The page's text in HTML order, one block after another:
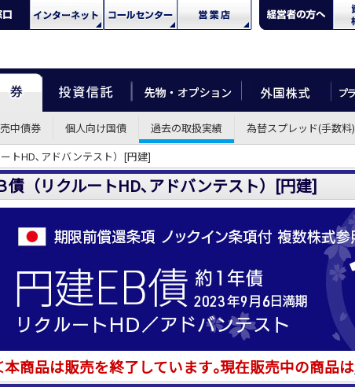
中債券 個人向け国債 過去の取扱実績 為替スプレッド(手数料)
トHD､アドバンテスト）[円建]
債（リクルートHD､アドバンテスト）[円建]
本商品は販売を終了しています｡現在販売中の商品は